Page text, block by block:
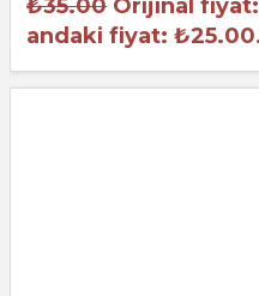
₺35.00 Orijinal
andaki fiyat: